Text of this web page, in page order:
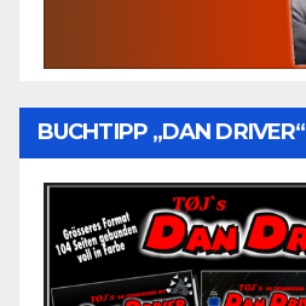
BUCHTIPP „DAN DRIVER“